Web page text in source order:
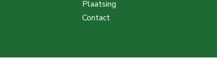
Plaatsing
Contact